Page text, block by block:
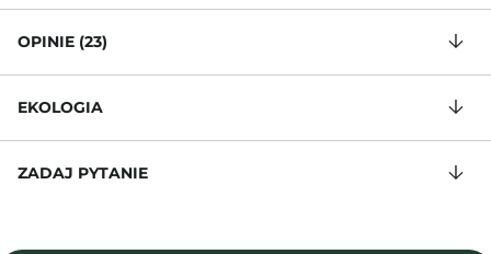
OPINIE (23)
EKOLOGIA
ZADAJ PYTANIE